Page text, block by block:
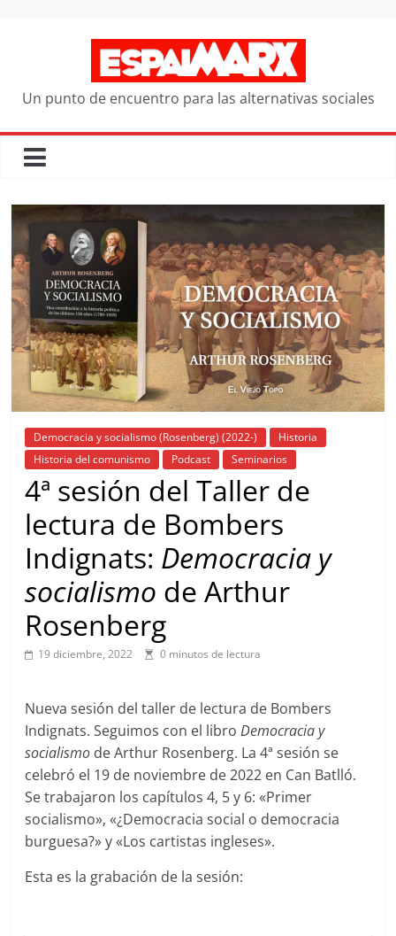
Un punto de encuentro para las alternativas sociales
Democracia y socialismo (Rosenberg) (2022-)
Historia
Historia del comunismo
Podcast Seminarios
4ª sesión del Taller de
lectura de Bombers
Indignats: Democracia y
socialismo de Arthur
Rosenberg
19 diciembre, 2022 0 minutos de lectura
Nueva sesión del taller de lectura de Bombers
Indignats. Seguimos con el libroDemocracia y
socialismo de Arthur Rosenberg. La 4ª sesión se
celebró el 19 de noviembre de 2022 en Can Batlló.
Se trabajaron los capítulos 4, 5 y 6: «Primer
socialismo», «¿Democracia social o democracia
burguesa?» y «Los cartistas ingleses».
Esta es la grabación de la sesión: